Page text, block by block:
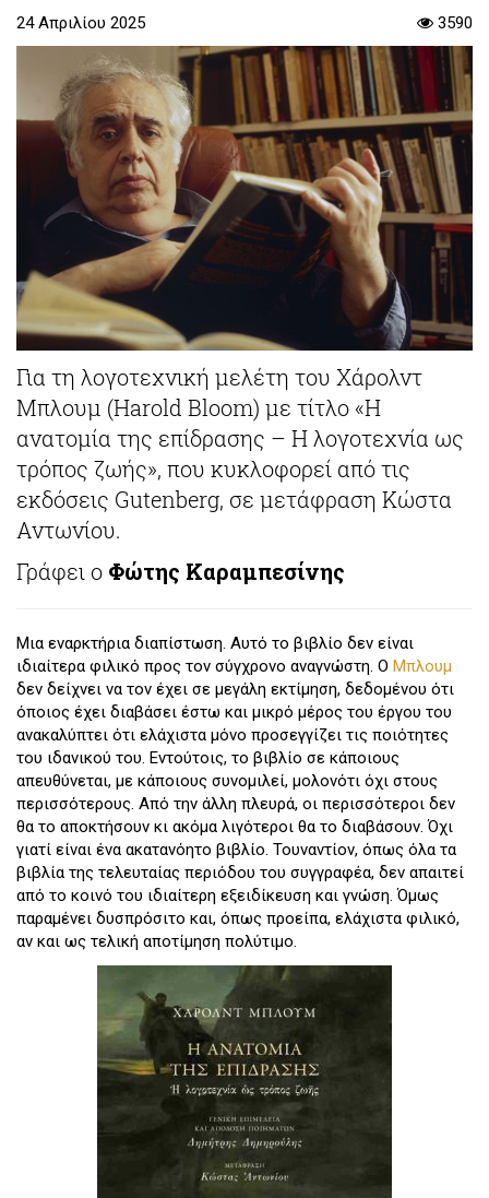
24 Απριλίου 2025 3590
Για τη λογοτεχνική μελέτη του Χάρολντ
Μπλουμ (Harold Bloom) με τίτλο «Η
ανατομία της επίδρασης – Η λογοτεχνία ως
τρόπος ζωής», που κυκλοφορεί από τις
εκδόσεις Gutenberg, σε μετάφραση Κώστα
Αντωνίου.
Γράφει ο Φώτης Καραμπεσίνης
Μια εναρκτήρια διαπίστωση. Αυτό το βιβλίο δεν είναι
ιδιαίτερα φιλικό προς τον σύγχρονο αναγνώστη. Ο Μπλουμ
δεν δείχνει να τον έχει σε μεγάλη εκτίμηση, δεδομένου ότι
όποιος έχει διαβάσει έστω και μικρό μέρος του έργου του
ανακαλύπτει ότι ελάχιστα μόνο προσεγγίζει τις ποιότητες
του ιδανικού του. Εντούτοις, το βιβλίο σε κάποιους
απευθύνεται, με κάποιους συνομιλεί, μολονότι όχι στους
περισσότερους. Από την άλλη πλευρά, οι περισσότεροι δεν
θα το αποκτήσουν κι ακόμα λιγότεροι θα το διαβάσουν. Όχι
γιατί είναι ένα ακατανόητο βιβλίο. Τουναντίον, όπως όλα τα
βιβλία της τελευταίας περιόδου του συγγραφέα, δεν απαιτεί
από το κοινό του ιδιαίτερη εξειδίκευση και γνώση. Όμως
παραμένει δυσπρόσιτο και, όπως προείπα, ελάχιστα φιλικό,
αν και ως τελική αποτίμηση πολύτιμο.